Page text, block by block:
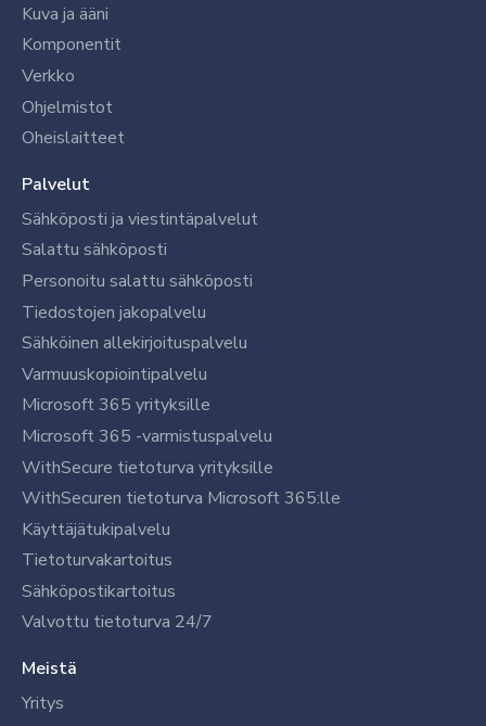
Kuva ja ääni
Komponentit
Verkko
Ohjelmistot
Oheislaitteet
Palvelut
Sähköposti ja viestintäpalvelut
Salattu sähköposti
Personoitu salattu sähköposti
Tiedostojen jakopalvelu
Sähköinen allekirjoituspalvelu
Varmuuskopiointipalvelu
Microsoft 365 yrityksille
Microsoft 365 -varmistuspalvelu
WithSecure tietoturva yrityksille
WithSecuren tietoturva Microsoft 365:lle
Käyttäjätukipalvelu
Tietoturvakartoitus
Sähköpostikartoitus
Valvottu tietoturva 24/7
Meistä
Yritys